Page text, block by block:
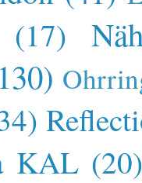
(17)
KAL